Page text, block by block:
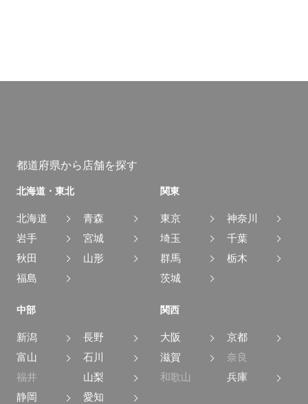
都道府県から店舗を探す
北海道・東北
北海道
青森
岩手
宮城
秋田
山形
福島
関東
東京
神奈川
埼玉
千葉
群馬
栃木
茨城
中部
新潟
長野
富山
石川
福井
山梨
静岡
愛知
関西
大阪
京都
滋賀
奈良
和歌山
兵庫